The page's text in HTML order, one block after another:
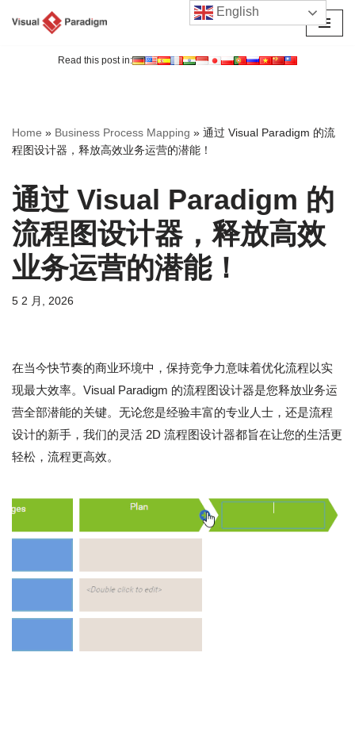
Read this post in:
Home » Business Process Mapping » 通过 Visual Paradigm 的流
程图设计器，释放高效业务运营的潜能！
通过 Visual Paradigm 的
流程图设计器，释放高效
业务运营的潜能！
5 2 月, 2026
在当今快节奏的商业环境中，保持竞争力意味着优化流程以实
现最大效率。Visual Paradigm 的流程图设计器是您释放业务运
营全部潜能的关键。无论您是经验丰富的专业人士，还是流程
设计的新手，我们的灵活 2D 流程图设计器都旨在让您的生活更
轻松，流程更高效。
English